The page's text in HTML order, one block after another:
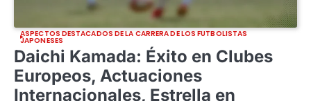
ASPECTOS DESTACADOS DE LA CARRERA DE LOS FUTBOLISTAS
JAPONESES
Daichi Kamada: Éxito en Clubes
Europeos, Actuaciones
Internacionales, Estrella en